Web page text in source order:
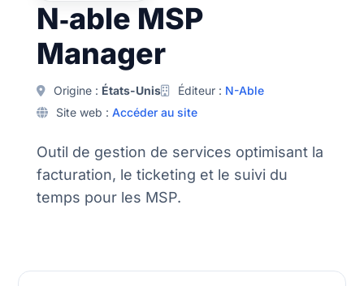
N‑able MSP
Manager
Origine : États-Unis Éditeur : N-Able
Site web : Accéder au site
Outil de gestion de services optimisant la
facturation, le ticketing et le suivi du
temps pour les MSP.